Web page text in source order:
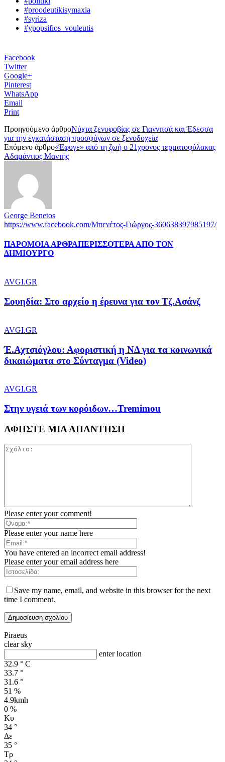
#proodeutikisymaxia
#syriza
#ypopsifios_vouleutis
Facebook
Twitter
Google+
Pinterest
WhatsApp
Email
Print
Προηγούμενο άρθροΝύχτα ξενοφοβίας σε Γιαννιτσά και Έδεσσα
για την εγκατάσταση προσφύγων σε ξενοδοχεία
Επόμενο άρθρο«Έφυγε» από τη ζωή ο 21χρονος τερματοφύλακας
Αδαμάντιος Μαντής
George Benetos
https://www.facebook.com/Μπενέτος-Γιώργος-360638397985197/
ΠΑΡΟΜΟΙΑ ΑΡΘΡΑΠΕΡΙΣΣΟΤΕΡΑ ΑΠΟ ΤΟΝ
ΔΗΜΙΟΥΡΓΟ
AVGI.GR
Σουηδία: Στο αρχείο η έρευνα για τον Τζ.Ασάνζ
AVGI.GR
Έ.Αχτσιόγλου: Αφοριστική η ΝΔ για τα κοινωνικά
δικαιώματα στο Σύνταγμα (Video)
AVGI.GR
Στην υγειά των κορόιδων…Tremimou
ΑΦΗΣΤΕ ΜΙΑ ΑΠΑΝΤΗΣΗ
Please enter your comment!
Please enter your name here
You have entered an incorrect email address!
Please enter your email address here
Save my name, email, and website in this browser for the next
time I comment.
Piraeus
clear sky
enter location
32.9 ° C
33.7 °
31.6 °
51 %
4.9kmh
0 %
Κυ
34 °
Δε
35 °
Τρ